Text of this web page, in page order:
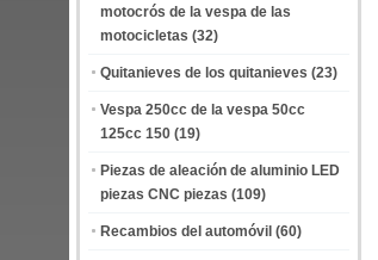
motocrós de la vespa de las
motocicletas (32)
Quitanieves de los quitanieves (23)
Vespa 250cc de la vespa 50cc
125cc 150 (19)
Piezas de aleación de aluminio LED
piezas CNC piezas (109)
Recambios del automóvil (60)